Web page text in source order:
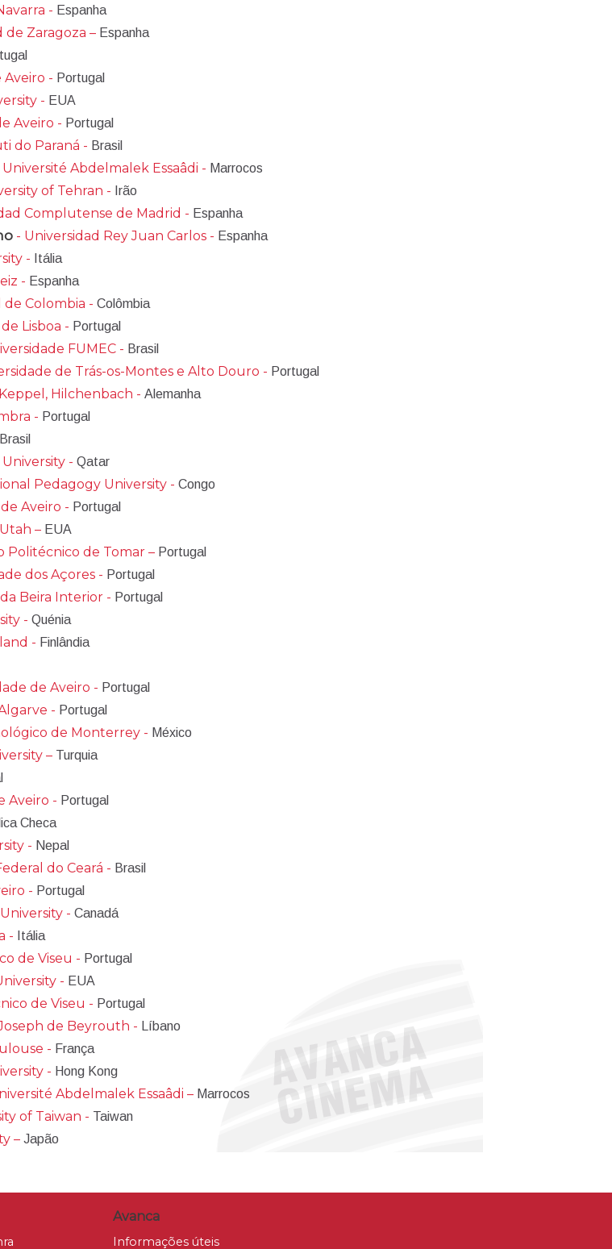
- Espanha
de Zaragoza – Espanha
Aveiro - Portugal
- EUA
Aveiro - Portugal
do Paraná - Brasil
Université Abdelmalek Essaâdi - Marrocos
of Tehran - Irão
Complutense de Madrid - Espanha
- Universidad Rey Juan Carlos - Espanha
- Itália
- Espanha
de Colombia - Colômbia
Lisboa - Portugal
FUMEC - Brasil
de Trás-os-Montes e Alto Douro - Portugal
Hilchenbach - Alemanha
- Portugal
Brasil
- Qatar
Pedagogy University - Congo
Aveiro - Portugal
– EUA
Politécnico de Tomar – Portugal
dos Açores - Portugal
Beira Interior - Portugal
- Quénia
- Finlândia
de Aveiro - Portugal
- Portugal
de Monterrey - México
– Turquia
Aveiro - Portugal
Checa
- Nepal
do Ceará - Brasil
- Portugal
- Canadá
- Itália
de Viseu - Portugal
- EUA
de Viseu - Portugal
de Beyrouth - Líbano
- França
- Hong Kong
Abdelmalek Essaâdi – Marrocos
of Taiwan - Taiwan
– Japão
Avanca
Informações úteis